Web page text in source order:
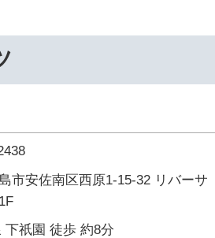
市安佐南区西原1-15-32 リバーサ
下祇園 徒歩 約8分